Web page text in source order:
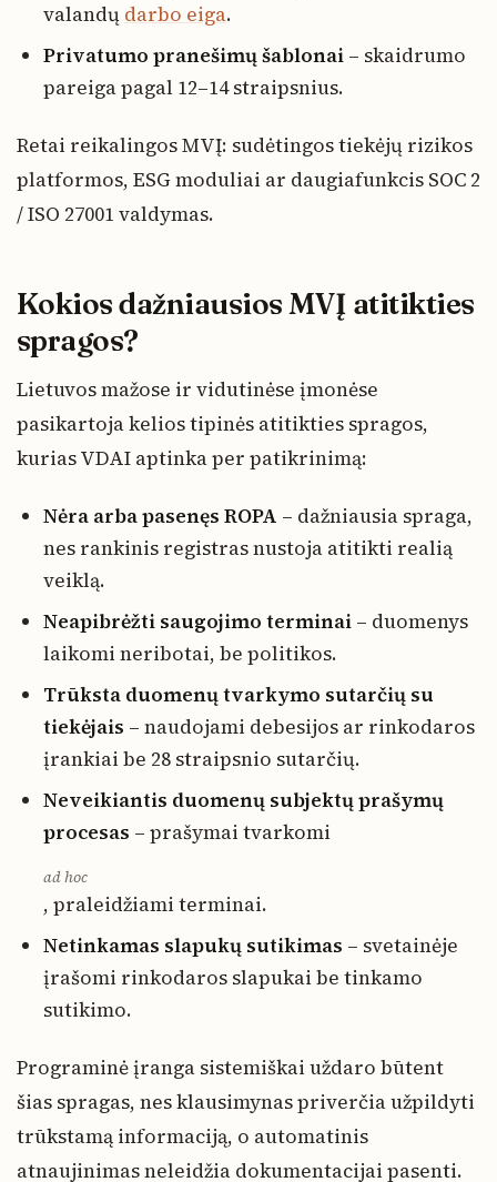
valandų darbo eiga.
Privatumo pranešimų šablonai – skaidrumo
pareiga pagal 12–14 straipsnius.
Retai reikalingos MVĮ: sudėtingos tiekėjų rizikos
platformos, ESG moduliai ar daugiafunkcis SOC 2
/ ISO 27001 valdymas.
Kokios dažniausios MVĮ atitikties
spragos?
Lietuvos mažose ir vidutinėse įmonėse
pasikartoja kelios tipinės atitikties spragos,
kurias VDAI aptinka per patikrinimą:
Nėra arba pasenęs ROPA – dažniausia spraga,
nes rankinis registras nustoja atitikti realią
veiklą.
Neapibrėžti saugojimo terminai – duomenys
laikomi neribotai, be politikos.
Trūksta duomenų tvarkymo sutarčių su
tiekėjais – naudojami debesijos ar rinkodaros
įrankiai be 28 straipsnio sutarčių.
Neveikiantis duomenų subjektų prašymų
procesas – prašymai tvarkomi
ad hoc
, praleidžiami terminai.
Netinkamas slapukų sutikimas – svetainėje
įrašomi rinkodaros slapukai be tinkamo
sutikimo.
Programinė įranga sistemiškai uždaro būtent
šias spragas, nes klausimynas priverčia užpildyti
trūkstamą informaciją, o automatinis
atnaujinimas neleidžia dokumentacijai pasenti.